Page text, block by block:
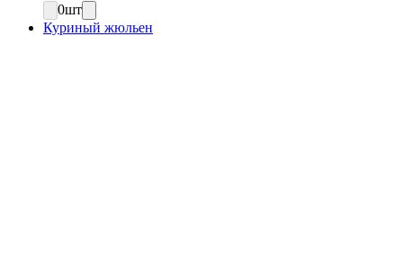
0шт
Куриный жюльен